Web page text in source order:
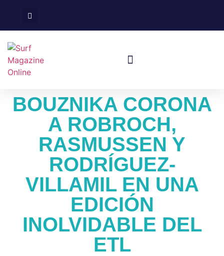
BOUZNIKA CORONA
A ROBROCH,
RASMUSSEN Y
RODRÍGUEZ-
VILLAMIL EN UNA
EDICIÓN
INOLVIDABLE DEL
ETL